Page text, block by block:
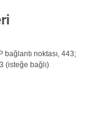
noktası, 443;
(isteğe bağlı)